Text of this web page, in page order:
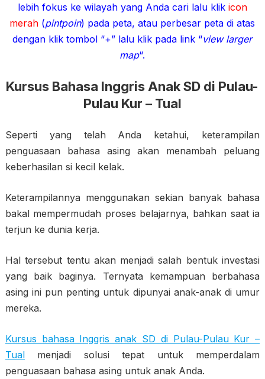
lebih fokus ke wilayah yang Anda cari lalu klik icon
merah (pintpoin) pada peta, atau perbesar peta di atas
dengan klik tombol “+” lalu klik pada link “view larger
map“.
Kursus Bahasa Inggris Anak SD di Pulau-
Pulau Kur – Tual
Seperti yang telah Anda ketahui, keterampilan
penguasaan bahasa asing akan menambah peluang
keberhasilan si kecil kelak.
Keterampilannya menggunakan sekian banyak bahasa
bakal mempermudah proses belajarnya, bahkan saat ia
terjun ke dunia kerja.
Hal tersebut tentu akan menjadi salah bentuk investasi
yang baik baginya. Ternyata kemampuan berbahasa
asing ini pun penting untuk dipunyai anak-anak di umur
mereka.
Kursus bahasa Inggris anak SD di Pulau-Pulau Kur –
Tualmenjadi solusi tepat untuk memperdalam
penguasaan bahasa asing untuk anak Anda.